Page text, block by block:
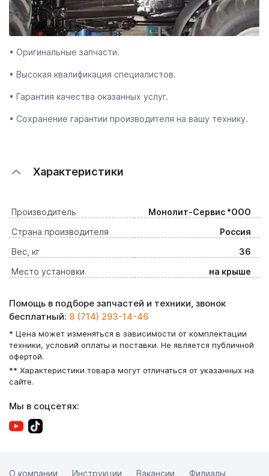
• Оригинальные запчасти.
• Высокая квалификация специалистов.
• Гарантия качества оказанных услуг.
• Сохранение гарантии производителя на вашу технику.
Характеристики
Производитель
Монолит-Сервис *ООО
Страна производителя
Россия
Вес, кг
36
Место установки
на крыше
Помощь в подборе запчастей и техники, звонок
бесплатный: 8 (714) 293-14-46
* Цена может изменяться в зависимости от комплектации
техники, условий оплаты и поставки. Не является публичной
офертой.
** Характеристики товара могут отличаться от указанных на
сайте.
Мы в соцсетях:
О компании Инструкции Вакансии Филиалы